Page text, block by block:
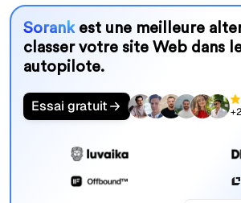
Sorankest une meilleure
classer votre site Web dans
autopilote.
Essai gratuit